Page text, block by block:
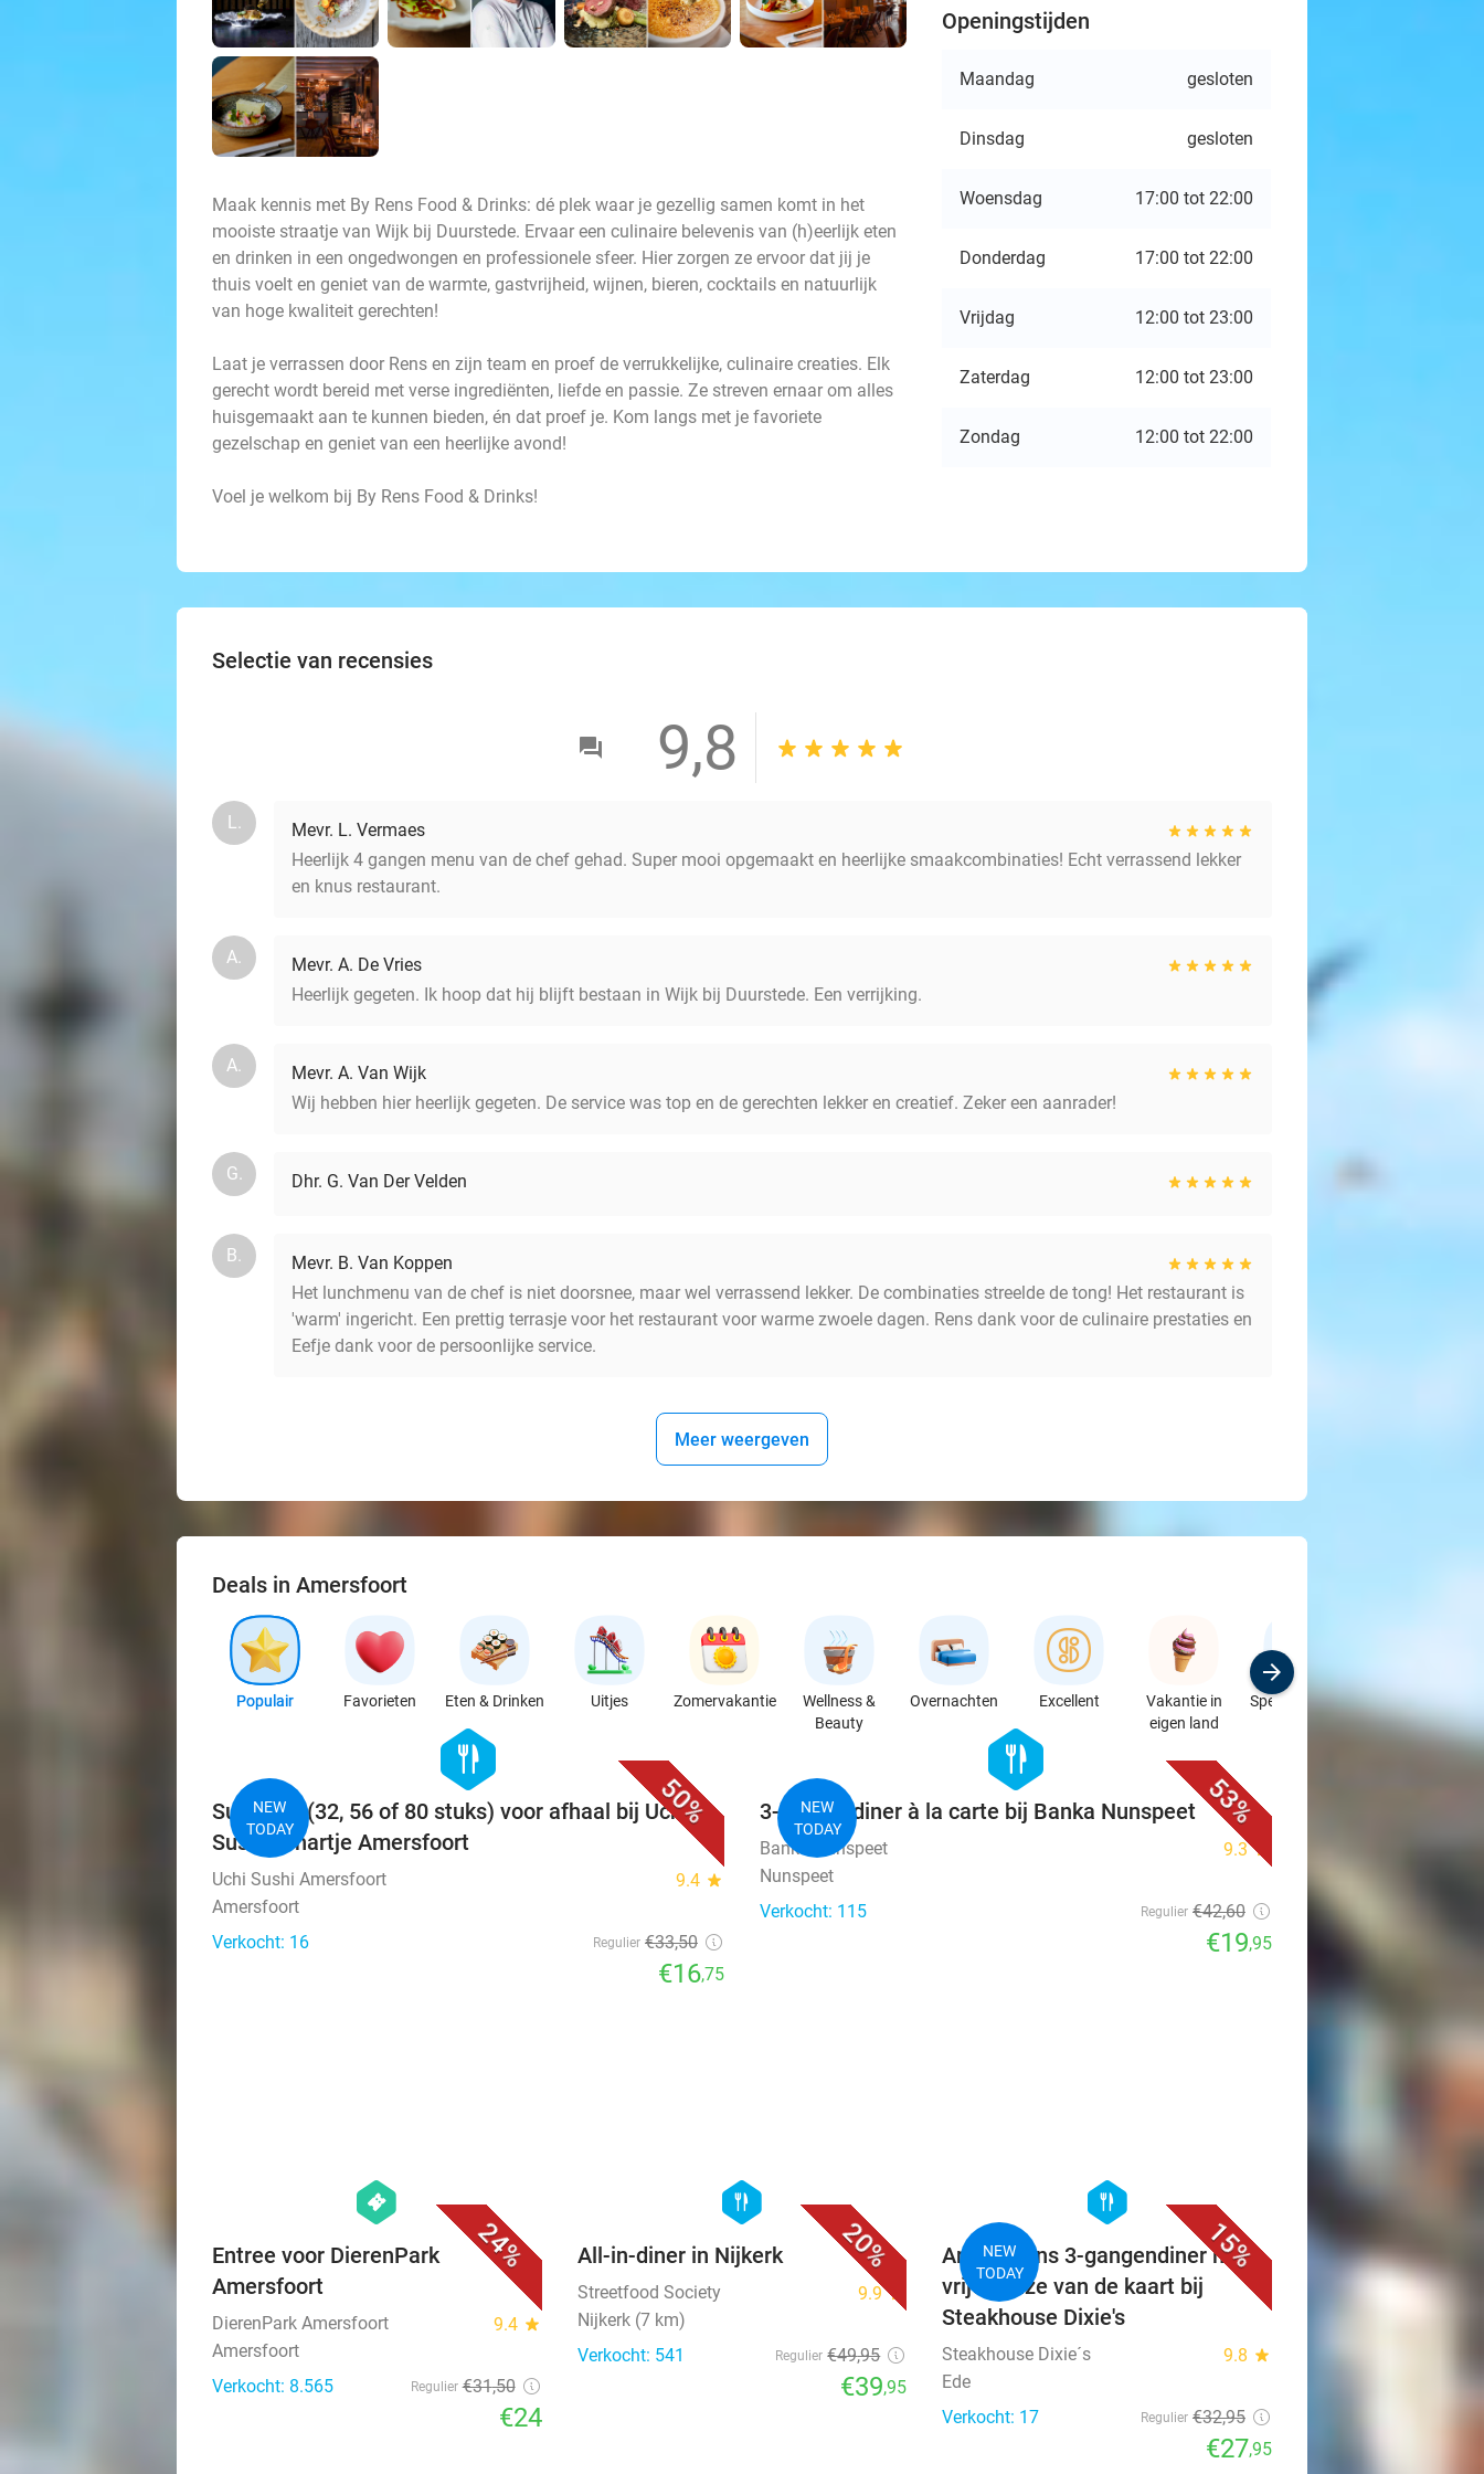
Maak kennis met By Rens Food & Drinks: dé plek waar je gezellig samen komt in het
mooiste straatje van Wijk bij Duurstede. Ervaar een culinaire belevenis van (h)eerlijk eten
en drinken in een ongedwongen en professionele sfeer. Hier zorgen ze ervoor dat jij je
thuis voelt en geniet van de warmte, gastvrijheid, wijnen, bieren, cocktails en natuurlijk
van hoge kwaliteit gerechten!
Laat je verrassen door Rens en zijn team en proef de verrukkelijke, culinaire creaties. Elk
gerecht wordt bereid met verse ingrediënten, liefde en passie. Ze streven ernaar om alles
huisgemaakt aan te kunnen bieden, én dat proef je. Kom langs met je favoriete
gezelschap en geniet van een heerlijke avond!
Voel je welkom bij By Rens Food & Drinks!
Openingstijden
Maandag gesloten
Dinsdag gesloten
Woensdag 17:00 tot 22:00
Donderdag 17:00 tot 22:00
Vrijdag 12:00 tot 23:00
Zaterdag 12:00 tot 23:00
Zondag 12:00 tot 22:00
Selectie van recensies
9,8
L.
Mevr. L. Vermaes
Heerlijk 4 gangen menu van de chef gehad. Super mooi opgemaakt en heerlijke smaakcombinaties! Echt verrassend lekker
en knus restaurant.
A.
Mevr. A. De Vries
Heerlijk gegeten. Ik hoop dat hij blijft bestaan in Wijk bij Duurstede. Een verrijking.
A.
Mevr. A. Van Wijk
Wij hebben hier heerlijk gegeten. De service was top en de gerechten lekker en creatief. Zeker een aanrader!
G. Dhr. G. Van Der Velden
B.
Mevr. B. Van Koppen
Het lunchmenu van de chef is niet doorsnee, maar wel verrassend lekker. De combinaties streelde de tong! Het restaurant is
'warm' ingericht. Een prettig terrasje voor het restaurant voor warme zwoele dagen. Rens dank voor de culinaire prestaties en
Eefje dank voor de persoonlijke service.
Meer weergeven
Deals in Amersfoort
Populair Favorieten Eten & Drinken Uitjes Zomervakantie
Wellness &
Beauty
Overnachten Excellent
Vakantie in
eigen land
Speciaalzaken
50%
NEW
TODAY
hexagon
food
Sushibox (32, 56 of 80 stuks) voor afhaal bij Uchi
Sushi in hartje Amersfoort
Uchi Sushi Amersfoort 9.4 star
Amersfoort
Verkocht: 16
Regulier €33,50
€16,75
53%
NEW
TODAY
hexagon
food
3-gangendiner à la carte bij Banka Nunspeet
Banka Nunspeet 9.3star
Nunspeet
Verkocht: 115
Regulier €42,60
€19,95
24%
hexagon
events
Entree voor DierenPark
Amersfoort
DierenPark Amersfoort 9.4 star
Amersfoort
Verkocht: 8.565
Regulier €31,50
€24
20%
hexagon
food
All-in-diner in Nijkerk
Streetfood Society 9.9star
Nijkerk (7 km)
Verkocht: 541
Regulier €49,95
€39,95
15%
NEW
TODAY
hexagon
food
Amerikaans 3-gangendiner met
vrije keuze van de kaart bij
Steakhouse Dixie's
Steakhouse Dixie´s 9.8 star
Ede
Verkocht: 17
Regulier €32,95
€27,95